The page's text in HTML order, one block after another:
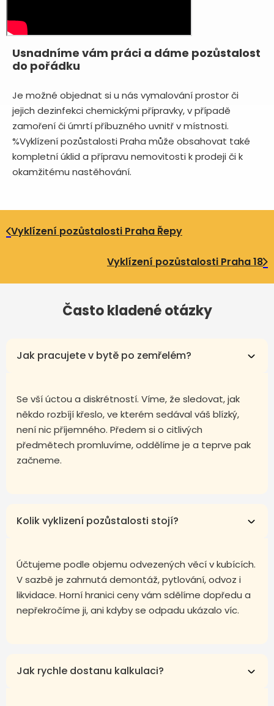
Usnadníme vám práci a dáme pozůstalost
do pořádku
Je možné objednat si u nás vymalování prostor či
jejich dezinfekci chemickými přípravky, v případě
zamoření či úmrtí příbuzného uvnitř v místnosti.
%Vyklízení pozůstalosti Praha může obsahovat také
kompletní úklid a přípravu nemovitosti k prodeji či k
okamžitému nastěhování.
Vyklízení pozůstalosti Praha Řepy
Vyklízení pozůstalosti Praha 18
Často kladené otázky
Jak pracujete v bytě po zemřelém?
Se vší úctou a diskrétností. Víme, že sledovat, jak
někdo rozbíjí křeslo, ve kterém sedával váš blízký,
není nic příjemného. Předem si o citlivých
předmětech promluvíme, oddělíme je a teprve pak
začneme.
Kolik vyklizení pozůstalosti stojí?
Účtujeme podle objemu odvezených věcí v kubících.
V sazbě je zahrnutá demontáž, pytlování, odvoz i
likvidace. Horní hranici ceny vám sdělíme dopředu a
nepřekročíme ji, ani kdyby se odpadu ukázalo víc.
Jak rychle dostanu kalkulaci?